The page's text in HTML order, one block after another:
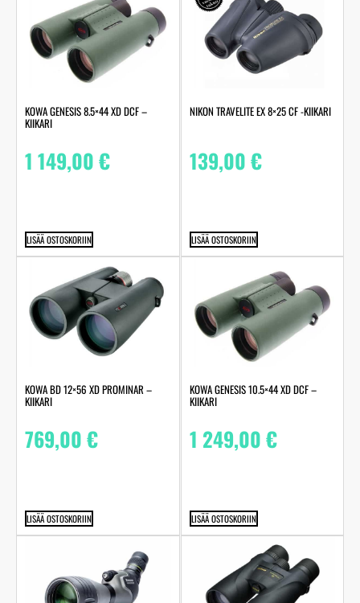
KOWA GENESIS 8.5×44 XD DCF –
KIIKARI
1 149,00€
LISÄÄ OSTOSKORIIN
NIKON TRAVELITE EX 8×25 CF -KIIKARI
139,00€
LISÄÄ OSTOSKORIIN
KOWA BD 12×56 XD PROMINAR –
KIIKARI
769,00€
LISÄÄ OSTOSKORIIN
KOWA GENESIS 10.5×44 XD DCF –
KIIKARI
1 249,00€
LISÄÄ OSTOSKORIIN